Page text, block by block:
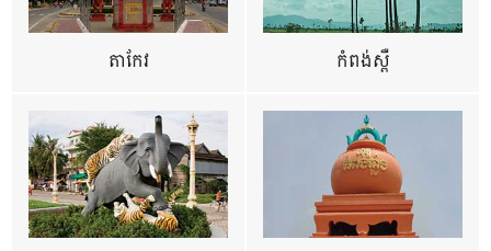
តាកែវ កំពង់ស្ពឺ